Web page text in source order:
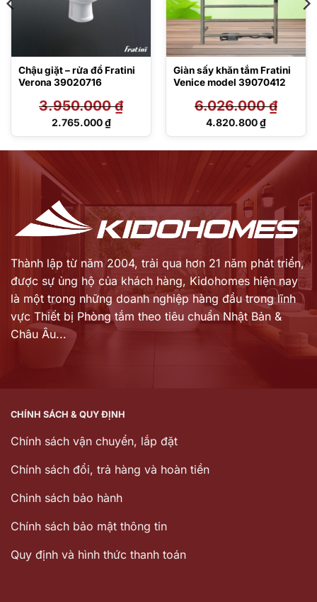
Chậu giặt – rửa đồ Fratini
Verona 39020716
3.950.000₫
Giá
2.765.000₫
Giá
Giàn sấy khăn tắm Fratini
Venice model 39070412
6.026.000₫
Giá
6.026.000 ₫.
4.820.800₫
Giá
4.820.800 ₫.
Thành lập từ năm 2004, trải qua hơn 21 năm phát triển,
được sự ủng hộ của khách hàng, Kidohomes hiện nay
là một trong những doanh nghiệp hàng đầu trong lĩnh
vực Thiết bị Phòng tắm theo tiêu chuẩn Nhật Bản &
Châu Âu...
CHÍNH SÁCH & QUY ĐỊNH
Chính sách vận chuyển, lắp đặt
Chính sách đổi, trả hàng và hoàn tiền
Chinh sách bảo hành
Chính sách bảo mật thông tin
Quy định và hình thức thanh toán